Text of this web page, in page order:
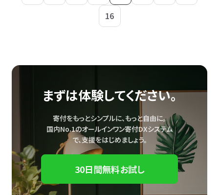
16
まずは体験してください。
寄付をもっとシンプルに、もっと自由に。
国内No.1のオールインワン寄付DXシステム
で、支援をはじめましょう。
30日間無料お試し